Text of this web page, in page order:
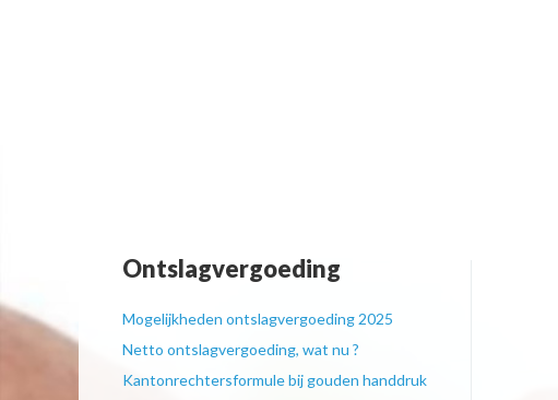
Ontslagvergoeding
Mogelijkheden ontslagvergoeding 2025
Netto ontslagvergoeding, wat nu ?
Kantonrechtersformule bij gouden handdruk